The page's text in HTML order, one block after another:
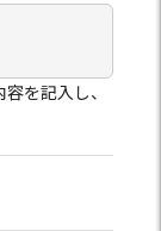
を記入し、